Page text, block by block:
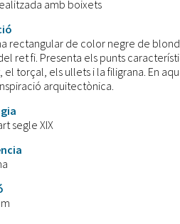
amb boixets
rectangular de color negre de
ret fi. Presenta els punts
el torçal, els ullets i la filigrana. En
arquitectònica.
segle XIX